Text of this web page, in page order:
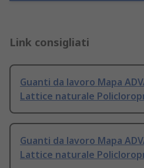
Link consigliati
Guanti da lavoro Mapa
Lattice naturale
Guanti da lavoro Mapa
Lattice naturale